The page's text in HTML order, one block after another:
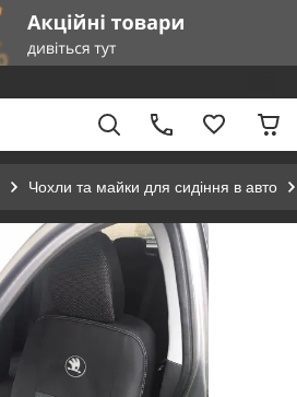
Чохли та майки для сидіння в авто